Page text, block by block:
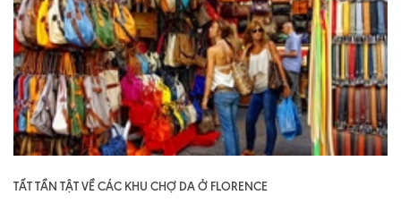
TẤT TẦN TẬT VỀ CÁC KHU CHỢ DA Ở FLORENCE